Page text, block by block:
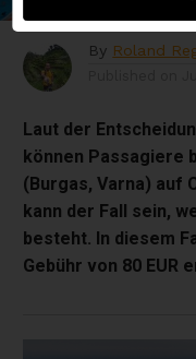
By Roland
Laut der
können Passagiere
(Burgas, Varna) auf
kann der Fall sein,
besteht. In diesem
Gebühr von 80 EUR